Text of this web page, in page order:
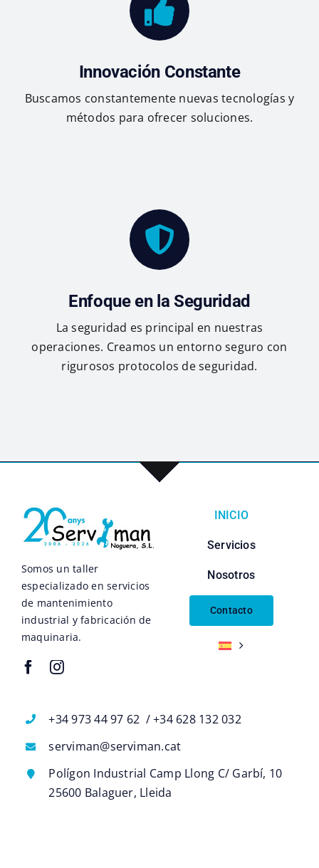
Innovación Constante
Buscamos constantemente nuevas tecnologías y
métodos para ofrecer soluciones.
Enfoque en la Seguridad
La seguridad es principal en nuestras
operaciones. Creamos un entorno seguro con
rigurosos protocolos de seguridad.
Somos un taller
especializado en servicios
de mantenimiento
industrial y fabricación de
maquinaria.
INICIO
Servicios
Nosotros
Contacto
+34 973 44 97 62 / +34 628 132 032
serviman@serviman.cat
Polígon Industrial Camp Llong C/ Garbí, 10
25600 Balaguer, Lleida